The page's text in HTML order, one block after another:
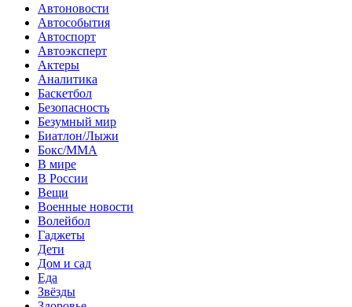
Автоновости
Автособытия
Автоспорт
Автоэксперт
Актеры
Аналитика
Баскетбол
Безопасность
Безумный мир
Биатлон/Лыжи
Бокс/MMA
В мире
В России
Вещи
Военные новости
Волейбол
Гаджеты
Дети
Дом и сад
Еда
Звёзды